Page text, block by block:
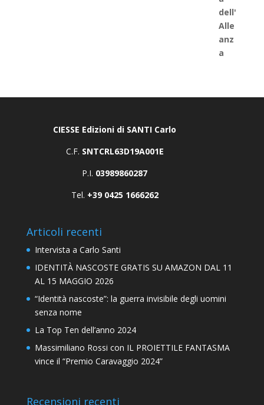
CIESSE Edizioni di SANTI Carlo
C.F. SNTCRL63D19A001E
P.I. 03989860287
Tel. +39 0425 1666262
Articoli recenti
Intervista a Carlo Santi
IDENTITÀ NASCOSTE GRATIS SU AMAZON DAL 11
AL 15 MAGGIO 2026
“Identità nascoste”: la guerra invisibile degli uomini
senza nome
La Top Ten dell’anno 2024
Massimiliano Rossi con IL PROIETTILE FANTASMA
vince il “Premio Caravaggio 2024”
Recensioni recenti